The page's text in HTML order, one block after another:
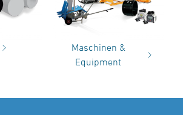
Maschinen &
Equipment